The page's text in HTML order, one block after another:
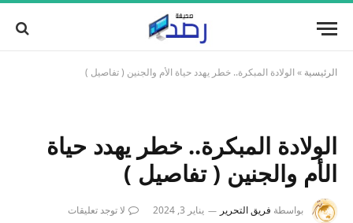
الرئيسية » الولادة المبكرة.. خطر يهدد حياة الأم والجنين ( تفاصيل )
الولادة المبكرة.. خطر يهدد حياة
الأم والجنين ( تفاصيل )
بواسطة فريق التحرير يناير 3, 2024
لا توجد تعليقات